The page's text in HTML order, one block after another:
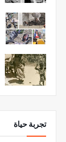
تجربة حياة